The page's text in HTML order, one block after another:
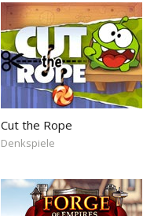
Cut the Rope
Denkspiele